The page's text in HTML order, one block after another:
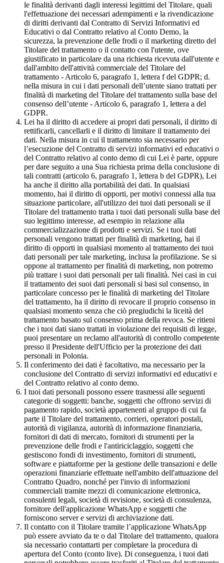
le finalità derivanti dagli interessi legittimi del Titolare, quali
l'effettuazione dei necessari adempimenti e la rivendicazione
di diritti derivanti dal Contratto di Servizi Informativi ed
Educativi o dal Contratto relativo al Conto Demo, la
sicurezza, la prevenzione delle frodi o il marketing diretto del
Titolare del trattamento o il contatto con l'utente, ove
giustificato in particolare da una richiesta ricevuta dall'utente e
dall'ambito dell'attività commerciale del Titolare del
trattamento - Articolo 6, paragrafo 1, lettera f del GDPR; d.
nella misura in cui i dati personali dell’utente siano trattati per
finalità di marketing del Titolare del trattamento sulla base del
consenso dell’utente - Articolo 6, paragrafo 1, lettera a del
GDPR.
Lei ha il diritto di accedere ai propri dati personali, il diritto di
rettificarli, cancellarli e il diritto di limitare il trattamento dei
dati. Nella misura in cui il trattamento sia necessario per
l’esecuzione del Contratto di servizi informativi ed educativi o
del Contratto relativo al conto demo di cui Lei è parte, oppure
per dare seguito a una Sua richiesta prima della conclusione di
tali contratti (articolo 6, paragrafo 1, lettera b del GDPR), Lei
ha anche il diritto alla portabilità dei dati. In qualsiasi
momento, hai il diritto di opporti, per motivi connessi alla tua
situazione particolare, all'utilizzo dei tuoi dati personali se il
Titolare del trattamento tratta i tuoi dati personali sulla base del
suo legittimo interesse, ad esempio in relazione alla
commercializzazione di prodotti e servizi. Se i tuoi dati
personali vengono trattati per finalità di marketing, hai il
diritto di opporti in qualsiasi momento al trattamento dei tuoi
dati personali per tale marketing, inclusa la profilazione. Se si
oppone al trattamento per finalità di marketing, non potremo
più trattare i suoi dati personali per tali finalità. Nei casi in cui
il trattamento dei suoi dati personali si basi sul consenso, in
particolare concesso per le finalità di marketing del Titolare
del trattamento, ha il diritto di revocare il proprio consenso in
qualsiasi momento senza che ciò pregiudichi la liceità del
trattamento basato sul consenso prima della revoca. Se ritieni
che i tuoi dati siano trattati in violazione dei requisiti di legge,
puoi presentare un reclamo all'autorità di controllo competente
presso il Presidente dell'Ufficio per la protezione dei dati
personali in Polonia.
Il conferimento dei dati è facoltativo, ma necessario per la
conclusione del Contratto di servizi informativi ed educativi e
del Contratto relativo al conto demo.
I tuoi dati personali possono essere trasmessi alle seguenti
categorie di soggetti: banche, soggetti che offrono servizi di
pagamento rapido, società appartenenti al gruppo di cui fa
parte il Titolare del trattamento, corrieri, operatori postali,
autorità di vigilanza, autorità di informazione finanziaria,
fornitori di dati di mercato, fornitori di strumenti per la
prevenzione delle frodi e l'antiriciclaggio, soggetti che
gestiscono fondi di investimento, fornitori di strumenti,
software e piattaforme per la gestione delle transazioni e delle
operazioni finanziarie effettuate nell'ambito dell'attuazione del
Contratto Quadro, nonché per l'invio di informazioni
commerciali tramite mezzi di comunicazione elettronica,
consulenti legali, società di revisione, società di consulenza,
fornitore dell'applicazione WhatsApp e soggetti che
forniscono server e servizi di archiviazione dati.
Il contatto con il Titolare tramite l’applicazione WhatsApp
può essere avviato da te o dal Titolare del trattamento, qualora
sia necessario contattarti per completare la procedura di
apertura del Conto (conto live). Di conseguenza, i tuoi dati